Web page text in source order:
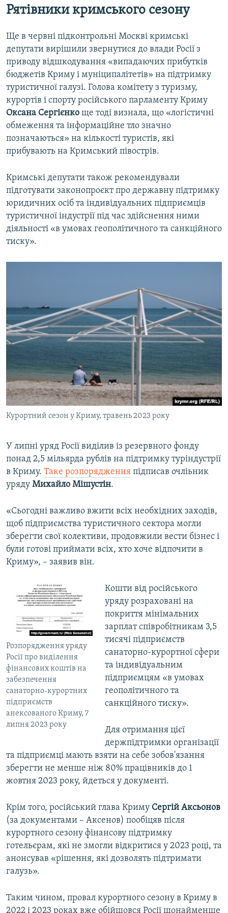
Рятівники кримського сезону
Ще в червні підконтрольні Москві кримські
депутати вирішили звернутися до влади Росії з
приводу відшкодування «випадаючих прибутків
бюджетів Криму і муніципалітетів» на підтримку
туристичної галузі. Голова комітету з туризму,
курортів і спорту російського парламенту Криму
Оксана Сергієнко ще тоді визнала, що «логістичні
обмеження та інформаційне тло значно
позначаються» на кількості туристів, які
прибувають на Кримський півострів.
Кримські депутати також рекомендували
підготувати законопроєкт про державну підтримку
юридичних осіб та індивідуальних підприємців
туристичної індустрії під час здійснення ними
діяльності «в умовах геополітичного та санкційного
тиску».
Курортний сезон у Криму, травень 2023 року
У липні уряд Росії виділив із резервного фонду
понад 2,5 мільярда рублів на підтримку туріндустрії
в Криму. Таке розпорядження підписав очліьник
уряду Михайло Мішустін.
«Сьогодні важливо вжити всіх необхідних заходів,
щоб підприємства туристичного сектора могли
зберегти свої колективи, продовжили вести бізнес і
були готові приймати всіх, хто хоче відпочити в
Криму», – заявив він.
Розпорядження уряду
Росії про виділення
фінансових коштів на
забезпечення
санаторно-курортних
підприємств
анексованого Криму, 7
липня 2023 року
Кошти від російського
уряду розраховані на
покриття мінімальних
зарплат співробітникам 3,5
тисячі підприємств
санаторно-курортної сфери
та індивідуальним
підприємцям «в умовах
геополітичного та
санкційного тиску».
Для отримання цієї
держпідтримки організації
та підприємці мають взяти на себе зобов'язання
зберегти не менше ніж 80% працівників до 1
жовтня 2023 року, йдеться у документі.
Крім того, російський глава Криму Сергій Аксьонов
(за документами – Аксенов) пообіцяв після
курортного сезону фінансову підтримку
готельєрам, які не змогли відкритися у 2023 році, та
анонсував «рішення, які дозволять підтримати
галузь».
Таким чином, провал курортного сезону в Криму в
2022 і 2023 роках вже обійшовся Росії щонайменше